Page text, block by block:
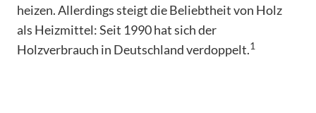
heizen. Allerdings steigt die Beliebtheit von Holz
als Heizmittel: Seit 1990 hat sich der
Holzverbrauch in Deutschland verdoppelt.1